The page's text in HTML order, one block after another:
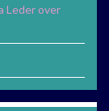
Leder over